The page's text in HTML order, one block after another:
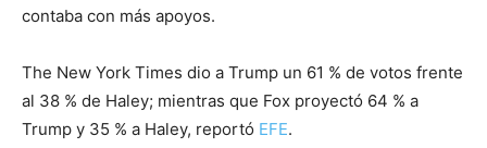
contaba con más apoyos.
The New York Times dio a Trump un 61 % de votos frente
al 38 % de Haley; mientras que Fox proyectó 64 % a
Trump y 35 % a Haley, reportó EFE.